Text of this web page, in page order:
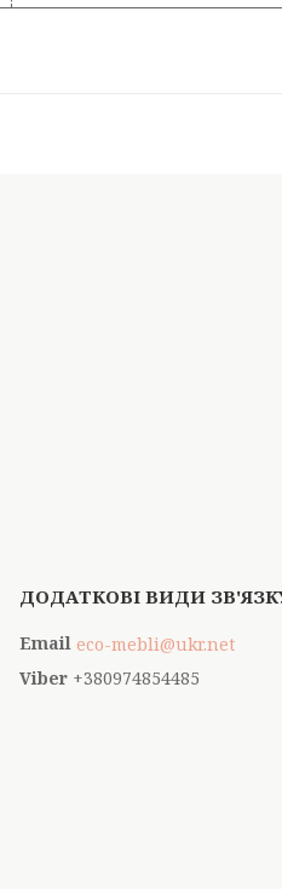
eco-mebli@ukr.net
+380974854485